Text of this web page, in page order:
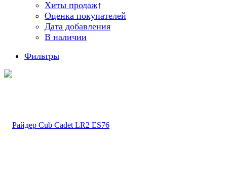
Хиты продаж↑
Оценка покупателей
Дата добавления
В наличии
Фильтры